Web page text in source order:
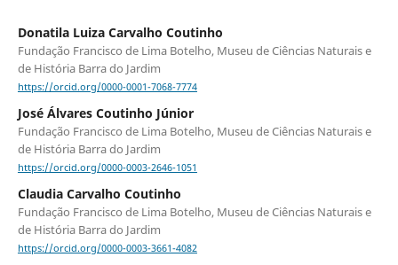
Donatila Luiza Carvalho Coutinho
Fundação Francisco de Lima Botelho, Museu de Ciências Naturais e
de História Barra do Jardim
https://orcid.org/0000-0001-7068-7774
José Álvares Coutinho Júnior
Fundação Francisco de Lima Botelho, Museu de Ciências Naturais e
de História Barra do Jardim
https://orcid.org/0000-0003-2646-1051
Claudia Carvalho Coutinho
Fundação Francisco de Lima Botelho, Museu de Ciências Naturais e
de História Barra do Jardim
https://orcid.org/0000-0003-3661-4082